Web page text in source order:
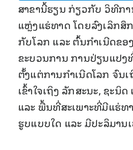
ສາຂານີ້ຮຽນ ກ່ຽວກັບ ວິທີກ
ແຫຼ່ງແຮ່ທາດ ໂດຍລົງເລິກ
ກັບໂລກ ແລະ ຕົ້ນກໍາເນີດຂ
ຂະບວນການ ການປ່ຽນແປງ
ຕັ້ງແຕ່ການກໍາເນີດໂລກ ຈົນ
ເຂົ້າໃຈເຖິງ ລັກສະນະ, ຊະນິ
ແລະ ພື້ນທີ່ສະເພາະທີ່ມີແຮ່ທ
ຮູບແບບໃດ ແລະ ມີປະລິມານ